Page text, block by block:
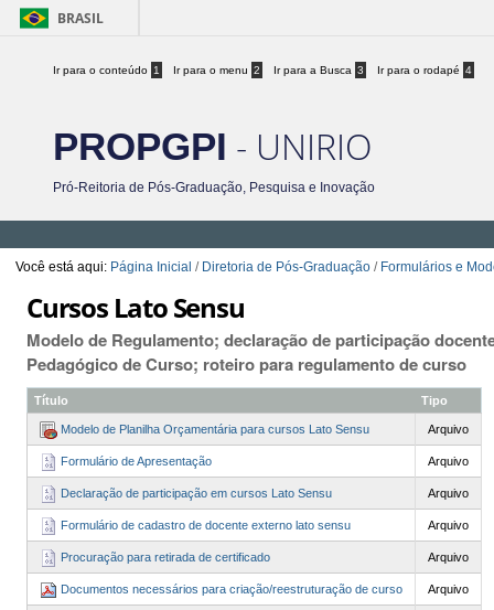
BRASIL
Ir para o conteúdo 1 Ir para o menu 2 Ir para a Busca 3 Ir para o rodapé 4
PROPGPI - UNIRIO
Pró-Reitoria de Pós-Graduação, Pesquisa e Inovação
Você está aqui: Página Inicial / Diretoria de Pós-Graduação / Formulários e
Cursos Lato Sensu
Modelo de Regulamento; declaração de participação
Pedagógico de Curso; roteiro para regulamento de curso
Título Tipo
Modelo de Planilha Orçamentária para cursos Lato Sensu Arquivo
Formulário de Apresentação Arquivo
Declaração de participação em cursos Lato Sensu Arquivo
Formulário de cadastro de docente externo lato sensu Arquivo
Procuração para retirada de certificado Arquivo
Documentos necessários para criação/reestruturação de curso Arquivo